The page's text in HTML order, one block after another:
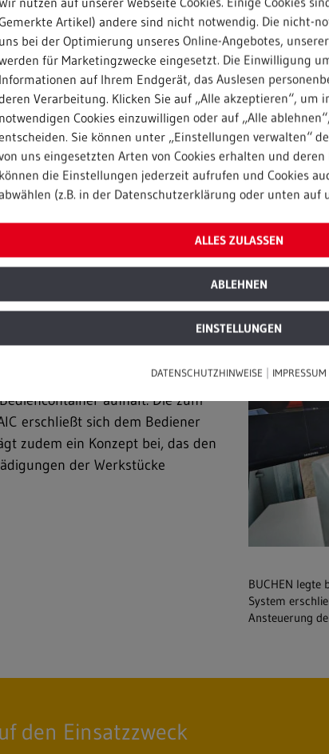
mit der handgeführten HD-Pistole. Hier muss der
Kilogramm entgegenwirken. Diese körperliche Belastung
Equipment
ein Industrieroboter, der weltweit
mit Hochdrucktechnik
wasserdichten,
Gelenkt wird der
Mitarbeiter fern der
aufhält. Die zum
erschließt sich dem Bediener
zudem ein Konzept bei, das den
der Werkstücke
BUCHEN legte
System
Ansteuerung
den Einsatzzweck
Artikel) andere sind nicht notwendig. Die nicht-
uns bei der Optimierung unseres Online-Angebotes,
für Marketingzwecke eingesetzt. Die Einwilligung
Informationen auf Ihrem Endgerät, das Auslesen
Verarbeitung. Klicken Sie auf „Alle akzeptieren“, um
notwendigen Cookies einzuwilligen oder auf „Alle
Sie können unter „Einstellungen verwalten“
uns eingesetzten Arten von Cookies erhalten und
können die Einstellungen jederzeit aufrufen und Cookies
(z.B. in der Datenschutzerklärung oder unten auf
ALLES ZULASSEN
ABLEHNEN
EINSTELLUNGEN
DATENSCHUTZHINWEISE IMPRESSUM